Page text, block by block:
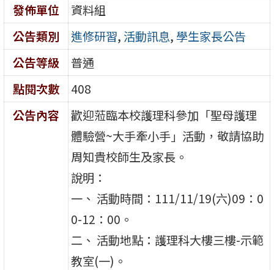
發佈單位
資料組
公告類別
進修研習, 活動訊息, 學生家長公告
公告等級
普通
點閱次數
408
公告內容
歡迎蒞臨本校護理科參加「聖母護理
體驗營~大手牽小手」活動，敬請協助
周知貴校師生及家長。
說明：
一、 活動時間：111/11/19(六)09：0
0-12：00。
二、 活動地點：護理科大樓三樓-示範
教室(一)。